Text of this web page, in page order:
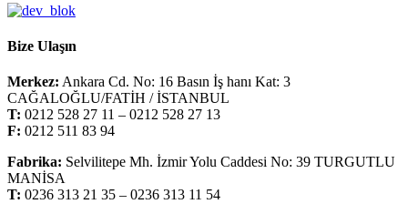
Bize Ulaşın
Merkez: Ankara Cd. No: 16 Basın İş hanı Kat: 3
CAĞALOĞLU/FATİH / İSTANBUL
T: 0212 528 27 11 – 0212 528 27 13
F: 0212 511 83 94
Fabrika: Selvilitepe Mh. İzmir Yolu Caddesi No: 39 TURGUTLU
MANİSA
T: 0236 313 21 35 – 0236 313 11 54